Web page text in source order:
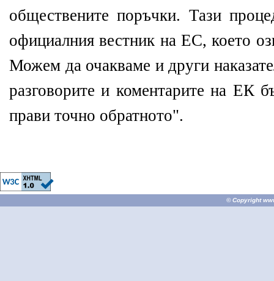
обществените поръчки. Тази
официалния вестник на ЕС, което
Можем да очакваме и други
разговорите и коментарите на ЕК
прави точно обратното".
© Copyright